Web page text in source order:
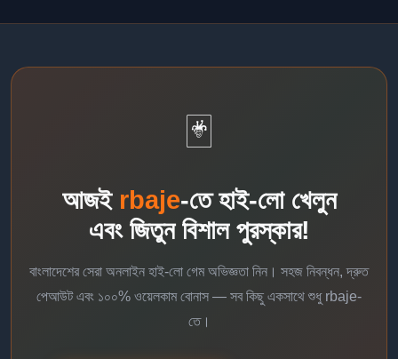
বোনাসের নির্দিষ্ট ওয়েজারিং শর্ত থাকে। বোনাস গ্রহণের আগে শর্তাবলী ভালো করে পড়ে
🃏
আজই rbaje-তে হাই-লো খেলুন
এবং জিতুন বিশাল পুরস্কার!
বাংলাদেশের সেরা অনলাইন হাই-লো গেম অভিজ্ঞতা নিন। সহজ নিবন্ধন, দ্রুত
পেআউট এবং ১০০% ওয়েলকাম বোনাস — সব কিছু একসাথে শুধু rbaje-
তে।